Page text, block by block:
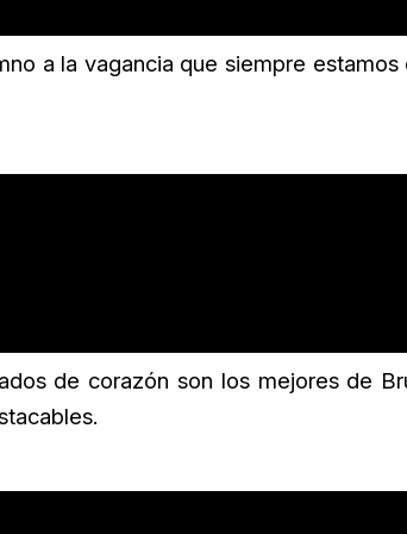
a la vagancia que siempre
de corazón son los mejores de